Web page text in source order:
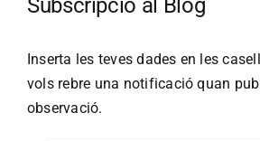
Subscripció al Blog
Inserta les teves dades en les
vols rebre una notificació quan
observació.